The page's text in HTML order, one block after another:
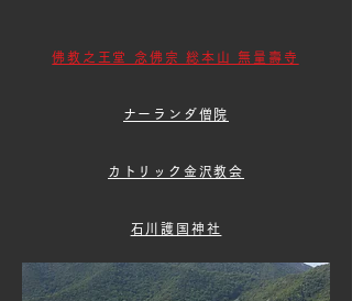
佛教之王堂 念佛宗 総本山 無量壽寺
ナーランダ僧院
カトリック金沢教会
石川護国神社